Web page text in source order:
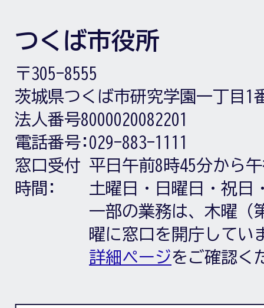
つくば市役所
〒305-8555
茨城県つくば市研究学園一丁目1
法人番号8000020082201
電話番号: 029-883-1111
窓口受付
時間:
平日午前8時45分から
土曜日・日曜日・祝日
一部の業務は、木曜（
曜に窓口を開庁してい
詳細ページをご確認く